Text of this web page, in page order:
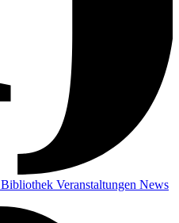
Bibliothek Veranstaltungen News